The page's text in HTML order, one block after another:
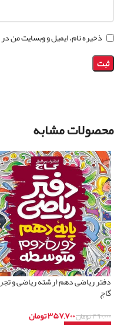
ذخیره نام، ایمیل و وبسایت من
محصولات مشابه
دفتر ریاضی دهم (رشته ریاضی و
گاج
۴۹۰,۰۰۰تومان۳۵۷,۷۰۰تومان